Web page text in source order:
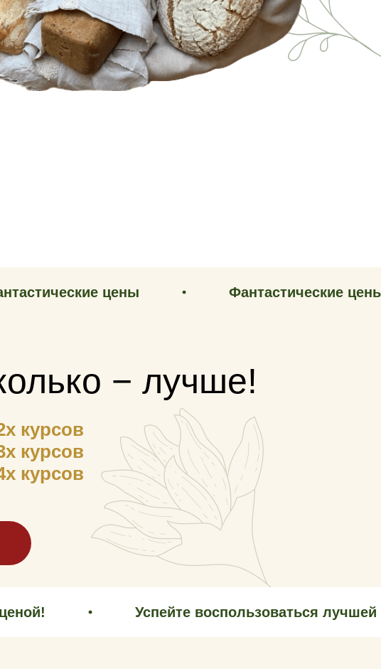
цены Фантастические цены
курсов
курсов
курсов
− лучше!
Только 4-8 марта!
Успейте воспользоваться лучшей ценой!